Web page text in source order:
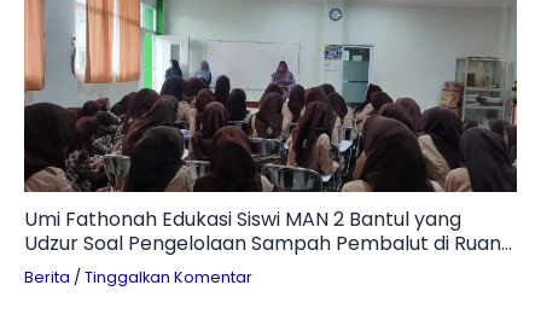
Umi Fathonah Edukasi Siswi MAN 2 Bantul yang
Udzur Soal Pengelolaan Sampah Pembalut di Ruang
Otomotif
Berita / Tinggalkan Komentar